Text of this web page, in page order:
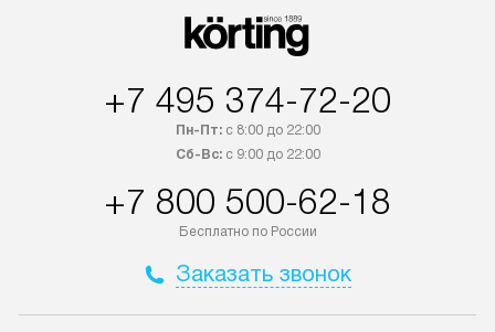
+7 495 374-72-20
Пн-Пт:с 8:00 до 22:00
Сб-Вс:с 9:00 до 22:00
+7 800 500-62-18
Бесплатно по России
Заказать звонок